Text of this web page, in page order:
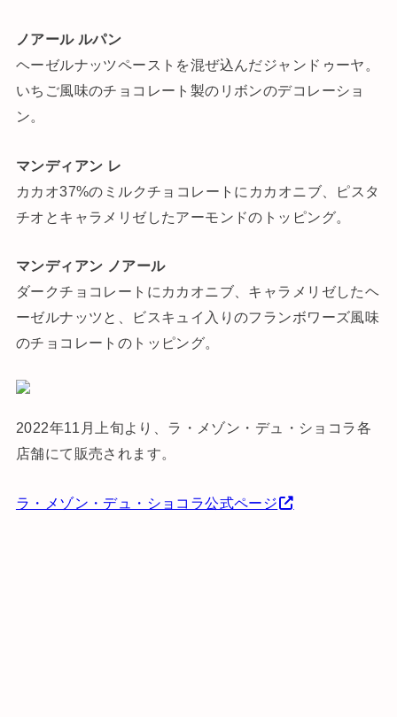
ノアール ルパン
ヘーゼルナッツペーストを混ぜ込んだジャンドゥーヤ。
いちご風味のチョコレート製のリボンのデコレーショ
ン。
マンディアン レ
カカオ37%のミルクチョコレートにカカオニブ、ピスタ
チオとキャラメリゼしたアーモンドのトッピング。
マンディアン ノアール
ダークチョコレートにカカオニブ、キャラメリゼしたヘ
ーゼルナッツと、ビスキュイ入りのフランボワーズ風味
のチョコレートのトッピング。
2022年11月上旬より、ラ・メゾン・デュ・ショコラ各
店舗にて販売されます。
ラ・メゾン・デュ・ショコラ公式ページ